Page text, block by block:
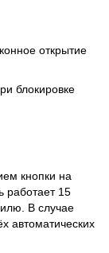
открытие
блокировке
кнопки на
работает 15
В случае
автоматических